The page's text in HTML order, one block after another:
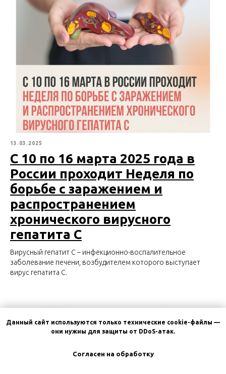
Данный сайт используются только технические cookie-файлы —
они нужны для защиты от DDoS-атак.
Согласен на обработку
13.03.2025
С 10 по 16 марта 2025 года в
России проходит Неделя по
борьбе с заражением и
распространением
хронического вирусного
гепатита С
Вирусный гепатит С – инфекционно-воспалительное
заболевание печени, возбудителем которого выступает
вирус гепатита C.